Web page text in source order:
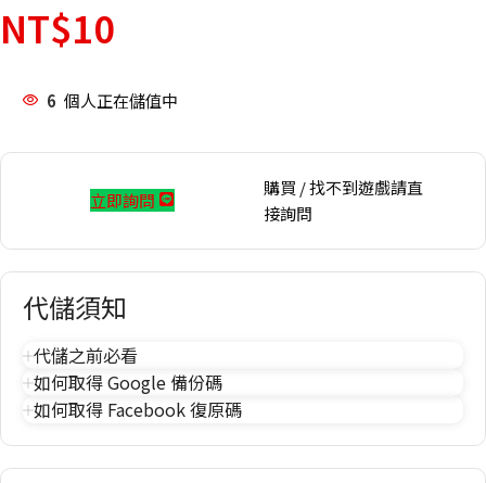
NT$10
6 個人正在儲值中
立即詢問
購買 / 找不到遊戲請直
接詢問
代儲須知
代儲之前必看
如何取得 Google 備份碼
如何取得 Facebook 復原碼